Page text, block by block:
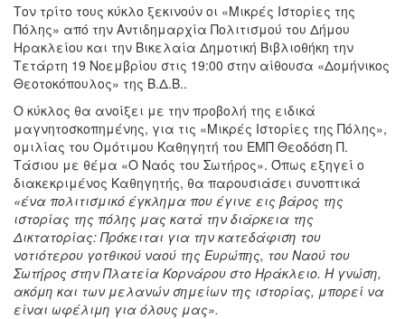
Τον τρίτο τους κύκλο ξεκινούν οι «Μικρές Ιστορίες της
Πόλης» από την Αντιδημαρχία Πολιτισμού του Δήμου
Ηρακλείου και την Βικελαία Δημοτική Βιβλιοθήκη την
Τετάρτη 19 Νοεμβρίου στις 19:00 στην αίθουσα «Δομήνικος
Θεοτοκόπουλος» της Β.Δ.Β..
Ο κύκλος θα ανοίξει με την προβολή της ειδικά
μαγνητοσκοπημένης, για τις «Μικρές Ιστορίες της Πόλης»,
ομιλίας του Ομότιμου Καθηγητή του ΕΜΠ Θεοδόση Π.
Τάσιου με θέμα «Ο Ναός του Σωτήρος». Όπως εξηγεί ο
διακεκριμένος Καθηγητής, θα παρουσιάσει συνοπτικά
«ένα πολιτισμικό έγκλημα που έγινε εις βάρος της
ιστορίας της πόλης μας κατά την διάρκεια της
Δικτατορίας: Πρόκειται για την κατεδάφιση του
νοτιότερου γοτθικού ναού της Ευρώπης, του Ναού του
Σωτήρος στην Πλατεία Κορνάρου στο Ηράκλειο. Η γνώση,
ακόμη και των μελανών σημείων της ιστορίας, μπορεί να
είναι ωφέλιμη για όλους μας».